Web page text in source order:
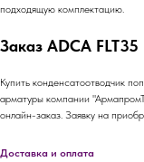
подходящую комплектацию.
Заказ ADCA FLT35
Купить конденсатоотводчик
арматуры компании
онлайн-заказ. Заявку на
Доставка и оплата